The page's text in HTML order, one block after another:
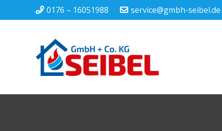
0176 – 16051988 service@gmbh-seibel.de